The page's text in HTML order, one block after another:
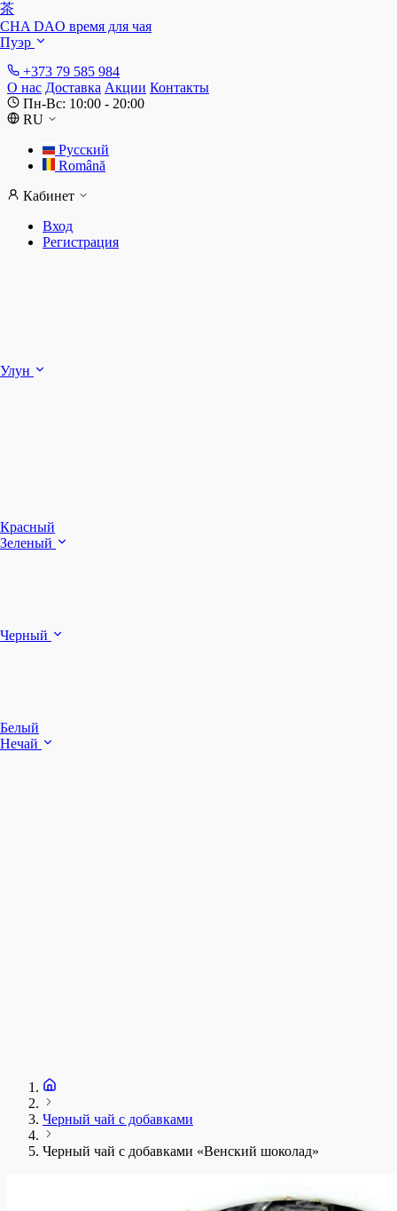
+373 79 585 984
О нас Доставка Акции Контакты
Пн-Вс: 10:00 - 20:00
RU
Русский
Română
Кабинет
Вход
Регистрация
茶
CHA DAO время для чая
Пуэр
Улун
Красный
Зеленый
Черный
Белый
Нечай
Черный чай с добавками
Черный чай с добавками «Венский шоколад»